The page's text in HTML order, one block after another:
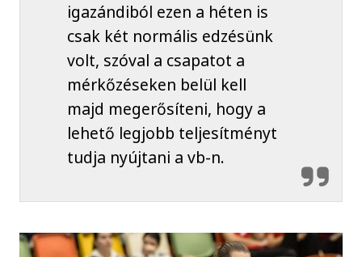
igazándiból ezen a héten is
csak két normális edzésünk
volt, szóval a csapatot a
mérkőzéseken belül kell
majd megerősíteni, hogy a
lehető legjobb teljesítményt
tudja nyújtani a vb-n.